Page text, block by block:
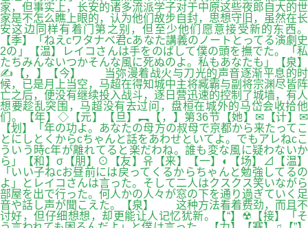
家，但事实上，长安的诸多流派学子对于中原这些夜郎自大的世
家是不怎么瞧上眼的，认为他们故步自封，思想守旧，虽然在长
安这边同样有着门第之别，但至少他们愿意接受新的东西。
【季】「ねえcワタナベ君cあなた講義のノートとってる演劇史
2の」【温】レイコさんは手をのばして僕の頭を撫でた。「私
たちみんないつかそんな風に死ぬのよ。私もあなたも」【泉】
✍【，】【今】 当弥漫着战火与刀光的声音逐渐平息的时
候，已是月上当空，马超在得知城中主将臧霸与副将宗渊尽皆阵
亡之后，便没有继续投入战斗，逐日营迅速的控制了城墙，有人
想要趁乱突围，马超没有去过问，盘桓在城外的马岱会收拾他
们。【年】◇【元】【旦】︻【，】第36节【她】✉【计】✉
【划】「年の功よ。あなたの母方の叔母で京都から来たってこ
とにしとくからcちゃんと話をあわせといてよ。でもアレねcこ
ういう時c年が離れてると楽だわね。誰も変な風に疑わないか
ら」【和】σ【朋】⊙【友】유【来】【一】◐【场】⊿【温】
「いい子ねcお昼前には戻ってくるからちゃんと勉強してるの
よ」とレイコさんは言った。そして二人はクスクス笑いながら
部屋を出で行った。何人かの人々が窓の下を通り過ぎていく足
音や話し声が聞こえた。【泉】 这种方法看着费劲，而且不
讨好，但仔细想想，却更能让人记忆犹新。【“】☢【接】「そ